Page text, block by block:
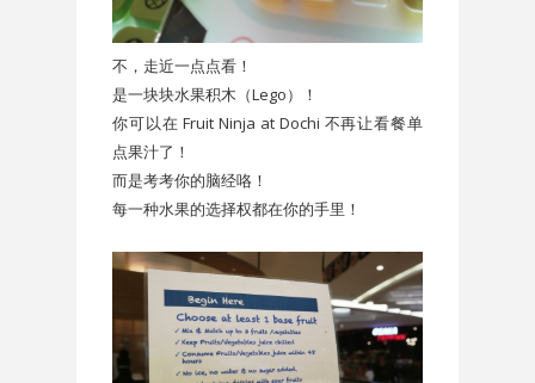
不，走近一点点看！
是一块块水果积木（Lego）！
你可以在 Fruit Ninja at Dochi 不再让看餐单
点果汁了！
而是考考你的脑经咯！
每一种水果的选择权都在你的手里！